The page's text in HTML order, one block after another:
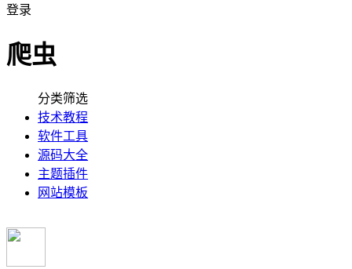
登录
爬虫
分类筛选
技术教程
软件工具
源码大全
主题插件
网站模板